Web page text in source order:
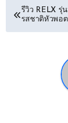
文
章
รีวิว RELX รุ่
รสชาติหัวพอ